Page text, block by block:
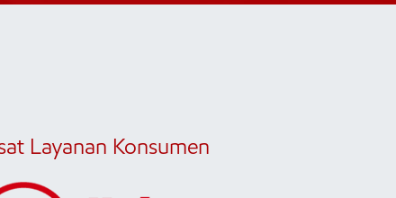
Layanan Konsumen